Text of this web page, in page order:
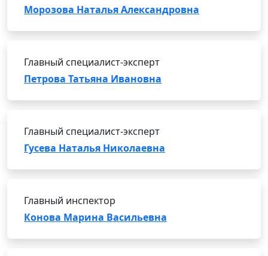
Морозова Наталья Александровна
Главный специалист-эксперт
Петрова Татьяна Ивановна
Главный специалист-эксперт
Гусева Наталья Николаевна
Главный инспектор
Конова Марина Васильевна